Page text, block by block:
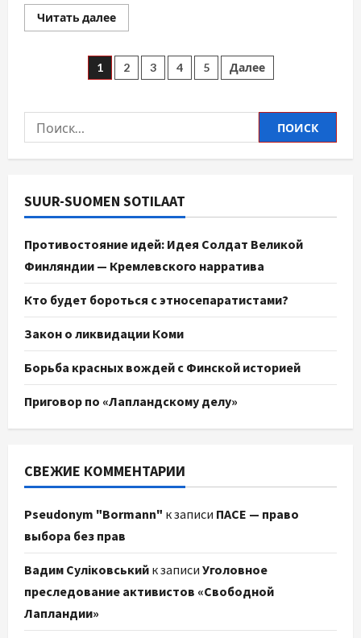
Читать далее
1 2 3 4 5 Далее
SUUR-SUOMEN SOTILAAT
Противостояние идей: Идея Солдат Великой
Финляндии — Кремлевского нарратива
Кто будет бороться с этносепаратистами?
Закон о ликвидации Коми
Борьба красных вождей с Финской историей
Приговор по «Лапландскому делу»
СВЕЖИЕ КОММЕНТАРИИ
Pseudonym "Bormann" к записи ПАСЕ — право
выбора без прав
Вадим Суліковський к записи Уголовное
преследование активистов «Свободной
Лапландии»